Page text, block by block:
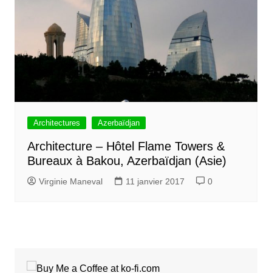
Architectures Azerbaïdjan
Architecture – Hôtel Flame Towers &
Bureaux à Bakou, Azerbaïdjan (Asie)
Virginie Maneval 11 janvier 2017 0